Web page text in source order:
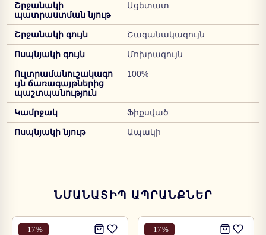
Շրջանակի
պատրաստման նյութ
Ացետատ
Շրջանակի գույն Շագանակագույն
Ոսպնյակի գույն Մոխրագույն
Ուլտրամանուշակագո
ւյն ճառագայթներից
պաշտպանություն
100%
Կամրջակ Ֆիքսված
Ոսպնյակի նյութ Ապակի
ՆՄԱՆԱՏԻՊ ԱՊՐԱՆՔՆԵՐ
-17% -17%